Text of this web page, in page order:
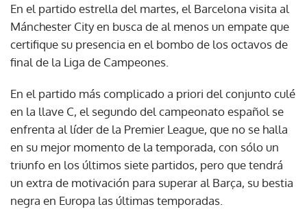
En el partido estrella del martes, el Barcelona visita al
Mánchester City en busca de al menos un empate que
certifique su presencia en el bombo de los octavos de
final de la Liga de Campeones.
En el partido más complicado a priori del conjunto culé
en la llave C, el segundo del campeonato español se
enfrenta al líder de la Premier League, que no se halla
en su mejor momento de la temporada, con sólo un
triunfo en los últimos siete partidos, pero que tendrá
un extra de motivación para superar al Barça, su bestia
negra en Europa las últimas temporadas.